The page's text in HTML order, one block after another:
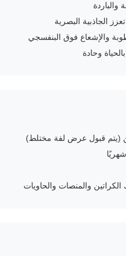
والباردة
الجاذبية البصرية
والإشعاع فوق البنفسجي
وحادة
والمنصات والحاويات